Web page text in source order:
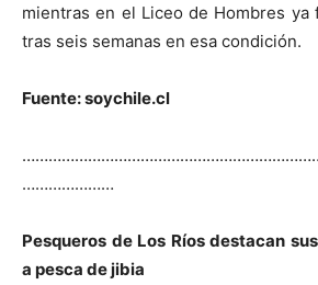
mientras en el Liceo de Hombres ya
tras seis semanas en esa condición.
Fuente: soychile.cl
…………………
Pesqueros de Los Ríos destacan
a pesca de jibia